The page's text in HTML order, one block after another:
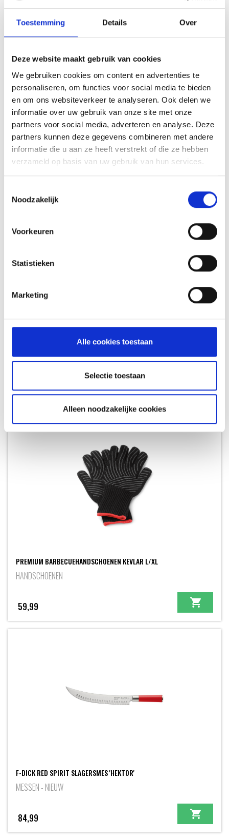
Toestemming Details Over
Deze website maakt gebruik van cookies
We gebruiken cookies om content en advertenties te
personaliseren, om functies voor social media te bieden
en om ons websiteverkeer te analyseren. Ook delen we
informatie over uw gebruik van onze site met onze
partners voor social media, adverteren en analyse. Deze
partners kunnen deze gegevens combineren met andere
informatie die u aan ze heeft verstrekt of die ze hebben
verzameld op basis van uw gebruik van hun services.
Noodzakelijk
Voorkeuren
Statistieken
Marketing
Alle cookies toestaan
Selectie toestaan
Alleen noodzakelijke cookies
DUTCH OVEN DUO
BAKPLATEN & PLANCHA'S
BARBECUETOOLS
29,99
PREMIUM BARBECUEHANDSCHOENEN KEVLAR L/XL
HANDSCHOENEN
59,99
F-DICK RED SPIRIT SLAGERSMES 'HEKTOR'
MESSEN - NIEUW
84,99